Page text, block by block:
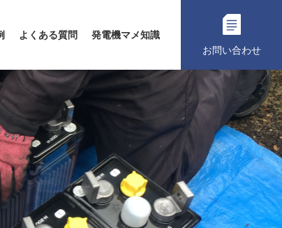
よくある質問
発電機マメ知識
お問い合わせ